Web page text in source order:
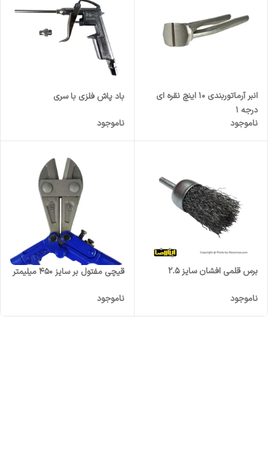
انبر آرماتوربندی 10 اینچ نقره ای
درجه 1
ناموجود
باد پاش فلزی با سری
ناموجود
برس قلمی افشان سایز 2.5
ناموجود
قیچی مفتول بر سایز 450 میلیمتر
ناموجود